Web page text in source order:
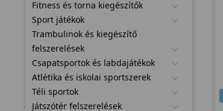
Fitness és torna kiegészítők
Sport játékok
Trambulinok és kiegészítő
felszerelések
Csapatsportok és labdajátékok
Atlétika és iskolai sportszerek
Téli sportok
Játszótér felszerelések